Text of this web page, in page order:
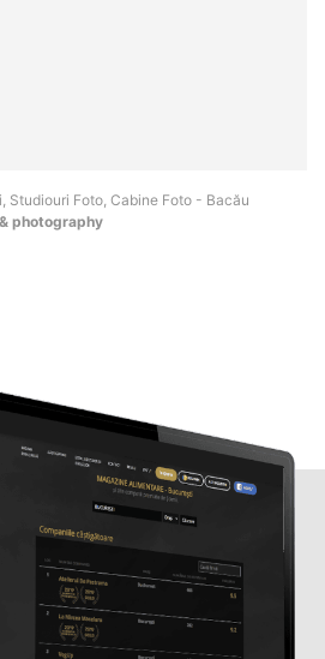
Studiouri Foto, Cabine Foto - Bacău
photography